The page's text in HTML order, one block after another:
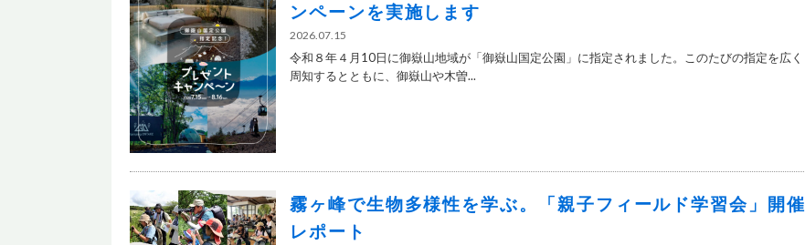
ンペーンを実施します
2026.07.15
令和８年４月10日に御嶽山地域が「御嶽山国定公園」に指定されました。このたびの指定を広く
周知するとともに、御嶽山や木曽...
霧ヶ峰で生物多様性を学ぶ。「親子フィールド学習会」開催
レポート